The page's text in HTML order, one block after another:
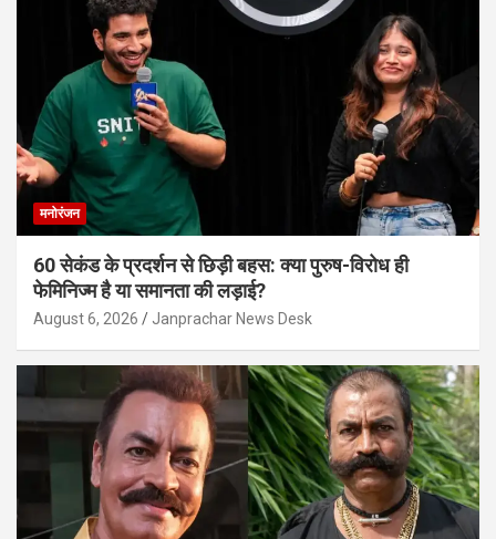
मनोरंजन
60 सेकंड के प्रदर्शन से छिड़ी बहस: क्या पुरुष-विरोध ही
फेमिनिज्म है या समानता की लड़ाई?
August 6, 2026 Janprachar News Desk